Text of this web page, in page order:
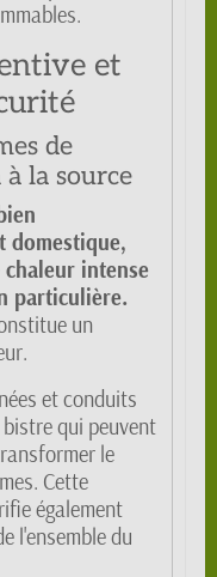
et
de
la source
domestique,
intense
particulière.
un
et conduits
qui peuvent
le
Cette
également
l'ensemble du